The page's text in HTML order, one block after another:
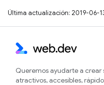
Última actualización: 2019-06-
Queremos ayudarte a crear
atractivos, accesibles,